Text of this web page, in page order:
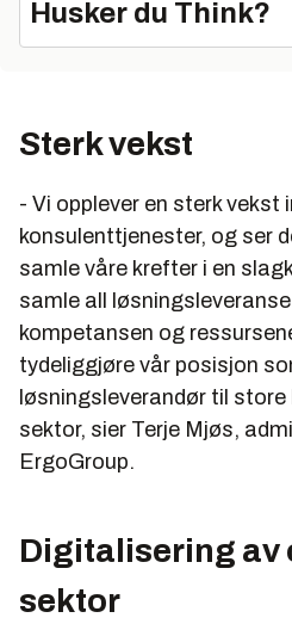
Husker du Think?
Sterk vekst
- Vi opplever en sterk vekst
konsulenttjenester, og ser
samle våre krefter i en
samle all
kompetansen og
tydeliggjøre vår posisjon
løsningsleverandør til
sektor, sier Terje Mjøs,
ErgoGroup.
Digitalisering av
sektor